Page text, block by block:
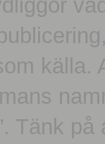
källa.
Tänk